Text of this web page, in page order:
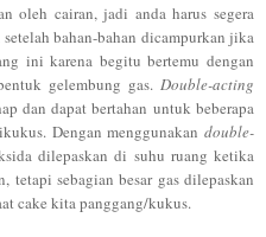
oleh cairan, jadi anda harus segera
bahan-bahan dicampurkan jika
ini karena begitu bertemu dengan
gelembung gas. Double-acting
dan dapat bertahan untuk beberapa
Dengan menggunakan double-
dilepaskan di suhu ruang ketika
tetapi sebagian besar gas dilepaskan
cake kita panggang/kukus.